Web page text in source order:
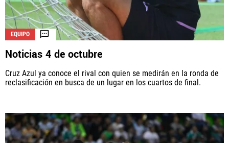
EQUIPO
Noticias 4 de octubre
Cruz Azul ya conoce el rival con quien se medirán en la ronda de
reclasificación en busca de un lugar en los cuartos de final.